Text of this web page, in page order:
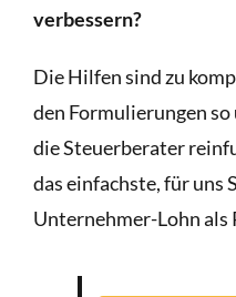
verbessern?
Die Hilfen sind zu
den Formulierungen so
die Steuerberater
das einfachste, für uns
Unternehmer-Lohn als